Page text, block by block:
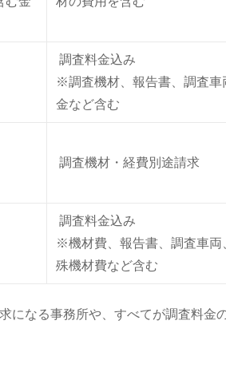
調査料金込み
※調査機材、報告書、調査車
金など含む
調査機材・経費別途請求
調査料金込み
※機材費、報告書、調査車両
殊機材費など含む
になる事務所や、すべてが調査料金